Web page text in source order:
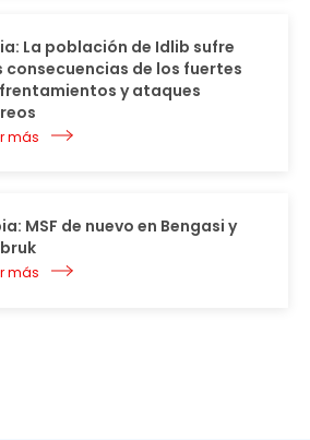
La población de Idlib sufre
consecuencias de los fuertes
y ataques
más
MSF de nuevo en Bengasi y
más